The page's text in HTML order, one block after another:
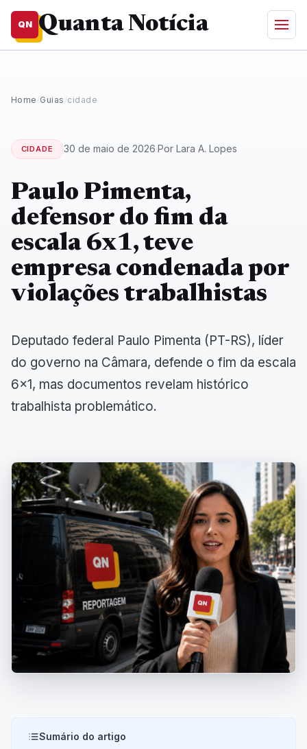
QN Quanta Notícia
Home /Guias /cidade
CIDADE 30 de maio de 2026·Por Lara A. Lopes
Paulo Pimenta,
defensor do fim da
escala 6x1, teve
empresa condenada por
violações trabalhistas
Deputado federal Paulo Pimenta (PT-RS), líder
do governo na Câmara, defende o fim da escala
6x1, mas documentos revelam histórico
trabalhista problemático.
Sumário do artigo